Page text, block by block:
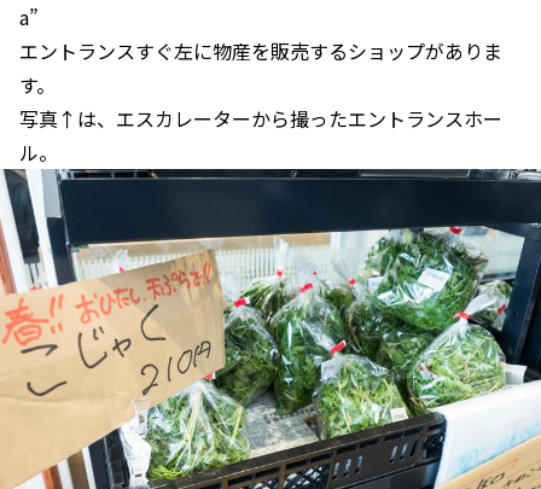
a”
エントランスすぐ左に物産を販売するショップがありま
す。
写真↑は、エスカレーターから撮ったエントランスホー
ル。